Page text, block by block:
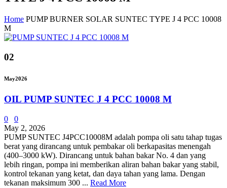
Home PUMP BURNER SOLAR SUNTEC TYPE J 4 PCC 10008
M
02
May2026
OIL PUMP SUNTEC J 4 PCC 10008 M
0
0
May 2, 2026
PUMP SUNTEC J4PCC10008M adalah pompa oli satu tahap tugas
berat yang dirancang untuk pembakar oli berkapasitas menengah
(400–3000 kW). Dirancang untuk bahan bakar No. 4 dan yang
lebih ringan, pompa ini memberikan aliran bahan bakar yang stabil,
kontrol tekanan yang ketat, dan daya tahan yang lama. Dengan
tekanan maksimum 300 ... Read More